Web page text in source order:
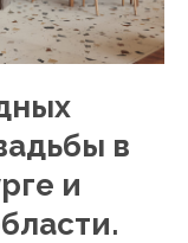
в
и